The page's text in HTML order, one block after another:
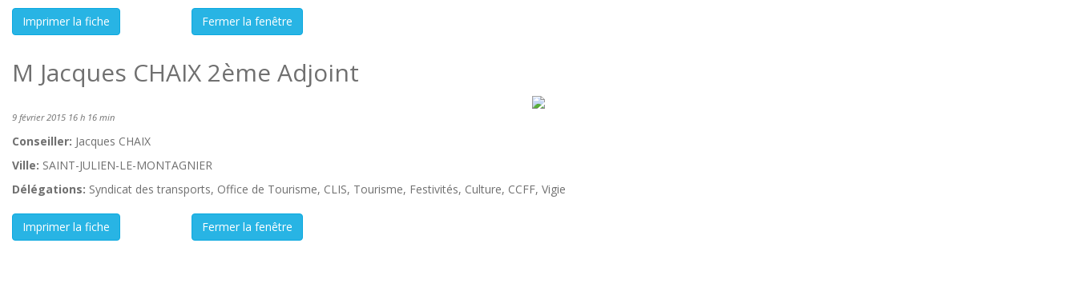
M Jacques CHAIX 2ème Adjoint
9 février 2015 16 h 16 min
Conseiller: Jacques CHAIX
Ville: SAINT-JULIEN-LE-MONTAGNIER
Délégations: Syndicat des transports, Office de Tourisme, CLIS, Tourisme, Festivités, Culture, CCFF, Vigie